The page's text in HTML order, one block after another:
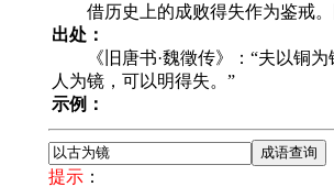
借历史上的成败得失作为鉴戒。
出处：
《旧唐书·魏徵传》：“夫以铜为
人为镜，可以明得失。”
示例：
提示：